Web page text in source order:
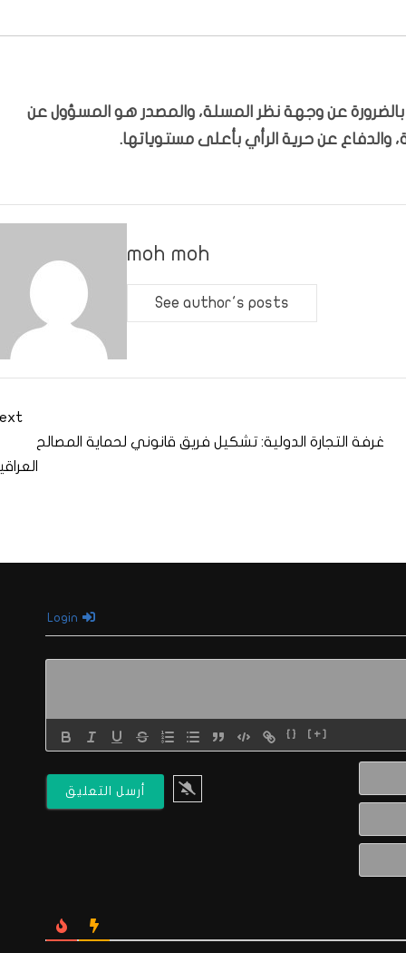
بالضرورة عن وجهة نظر المسلة، والمصدر هو المسؤول عن
عن حرية الرأي بأعلى مستوياتها.
moh moh
See author's posts
غرفة التجارة الدولية: تشكيل فريق قانوني لحماية المصالح
{} [+]